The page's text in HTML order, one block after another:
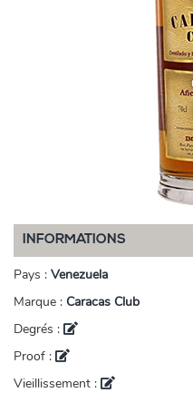
INFORMATIONS
Pays : Venezuela
Marque : Caracas Club
Degrés :
Proof :
Vieillissement :